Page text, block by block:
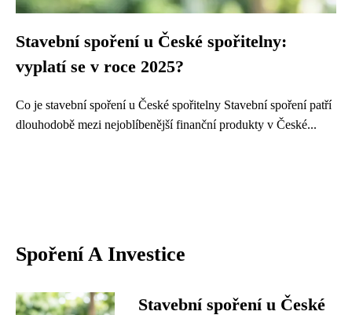
Stavební spoření u České spořitelny:
vyplatí se v roce 2025?
Co je stavební spoření u České spořitelny Stavební spoření patří
dlouhodobě mezi nejoblíbenější finanční produkty v České...
Spoření A Investice
Stavební spoření u České